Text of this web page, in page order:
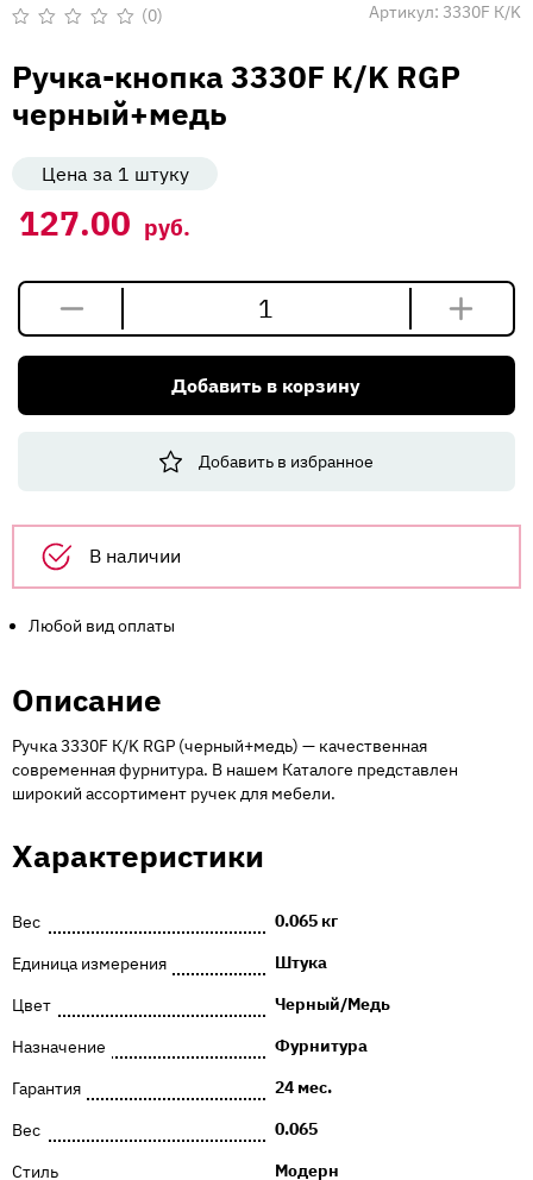
Вакансии Артикул: 3330F К/K
из
5
(0)
Ручка-кнопка 3330F К/K RGP
черный+медь
Цена за 1 штуку
127.00 руб.
товара
Ручка-
3330F
Добавить в корзину
Добавить в избранное
В наличии
Любой вид оплаты
Описание
Ручка 3330F К/K RGP (черный+медь) — качественная
современная фурнитура. В нашем Каталоге представлен
широкий ассортимент ручек для мебели.
Характеристики
Вес
0.065 кг
Единица измерения
Штука
Цвет
Черный/Медь
Назначение
Фурнитура
Гарантия
24 мес.
Вес
0.065
Стиль
Модерн